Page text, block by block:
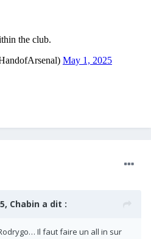
Chabin a dit :
Il faut faire un all in sur